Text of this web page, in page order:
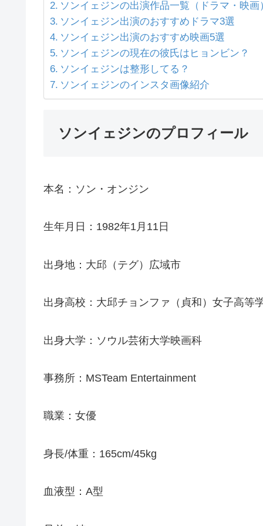
ソンイェジンの出演作品一覧（ドラマ・映画
ソンイェジン出演のおすすめドラマ3選
ソンイェジン出演のおすすめ映画5選
ソンイェジンの現在の彼氏はヒョンビン？
ソンイェジンは整形してる？
ソンイェジンのインスタ画像紹介
ソンイェジンのプロフィール
本名：ソン・オンジン
生年月日：1982年1月11日
出身地：大邱（テグ）広域市
出身高校：大邱チョンファ（貞和）女子高等
出身大学：ソウル芸術大学映画科
事務所：MSTeam Entertainment
職業：女優
身長/体重：165cm/45kg
血液型：A型